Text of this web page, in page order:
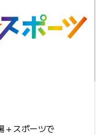
＋スポーツで